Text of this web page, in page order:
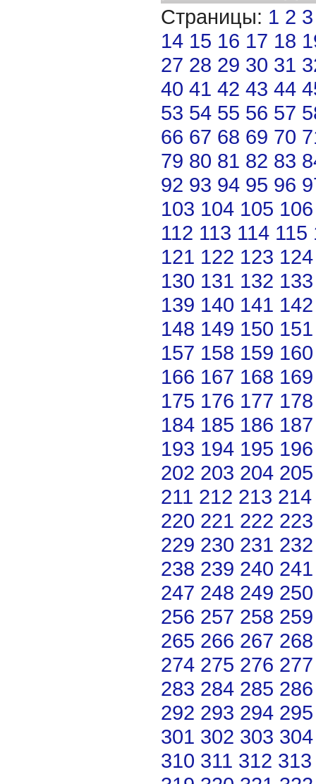
Страницы: 1 2 3
14 15 16 17 18
27 28 29 30 31
40 41 42 43 44
53 54 55 56 57
66 67 68 69 70
79 80 81 82 83
92 93 94 95 96
103 104 105 106
112 113 114 115
121 122 123 124
130 131 132 133
139 140 141 142
148 149 150 151
157 158 159 160
166 167 168 169
175 176 177 178
184 185 186 187
193 194 195 196
202 203 204 205
211 212 213 214
220 221 222 223
229 230 231 232
238 239 240 241
247 248 249 250
256 257 258 259
265 266 267 268
274 275 276 277
283 284 285 286
292 293 294 295
301 302 303 304
310 311 312 313